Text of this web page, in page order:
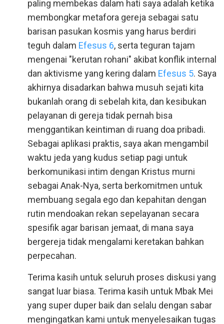
paling membekas dalam hati saya adalah ketika
membongkar metafora gereja sebagai satu
barisan pasukan kosmis yang harus berdiri
teguh dalam Efesus 6, serta teguran tajam
mengenai "kerutan rohani" akibat konflik internal
dan aktivisme yang kering dalam Efesus 5. Saya
akhirnya disadarkan bahwa musuh sejati kita
bukanlah orang di sebelah kita, dan kesibukan
pelayanan di gereja tidak pernah bisa
menggantikan keintiman di ruang doa pribadi.
Sebagai aplikasi praktis, saya akan mengambil
waktu jeda yang kudus setiap pagi untuk
berkomunikasi intim dengan Kristus murni
sebagai Anak-Nya, serta berkomitmen untuk
membuang segala ego dan kepahitan dengan
rutin mendoakan rekan sepelayanan secara
spesifik agar barisan jemaat, di mana saya
bergereja tidak mengalami keretakan bahkan
perpecahan.
Terima kasih untuk seluruh proses diskusi yang
sangat luar biasa. Terima kasih untuk Mbak Mei
yang super duper baik dan selalu dengan sabar
mengingatkan kami untuk menyelesaikan tugas